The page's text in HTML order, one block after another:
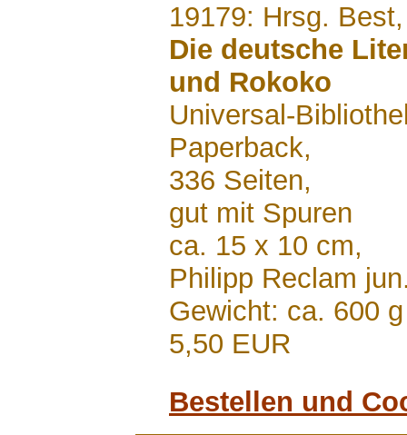
19179: Hrsg.
Die deutsche
und Rokoko
Universal-
Paperback,
336 Seiten,
gut mit Spuren
ca. 15 x 10 cm,
Philipp Reclam
Gewicht: ca. 600 g
5,50 EUR
Bestellen und